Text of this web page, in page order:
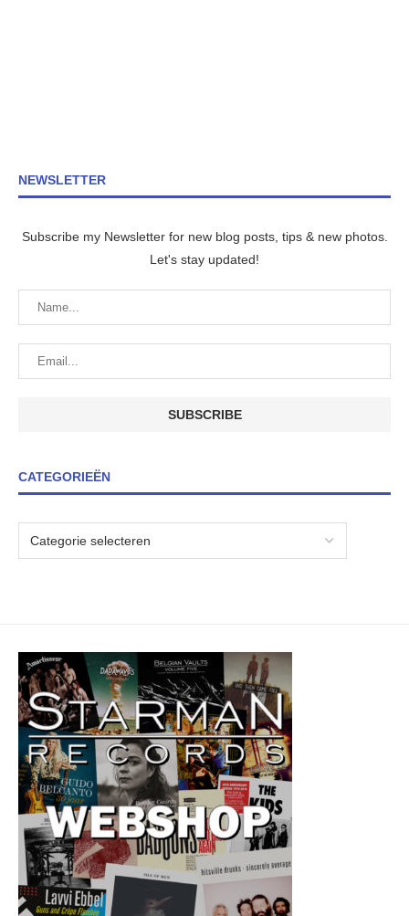
NEWSLETTER
Subscribe my Newsletter for new blog posts, tips & new photos.
Let's stay updated!
CATEGORIEËN